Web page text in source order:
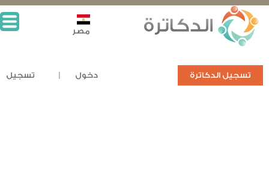
تسجيل الدكاترة دخول تسجيل
مصر